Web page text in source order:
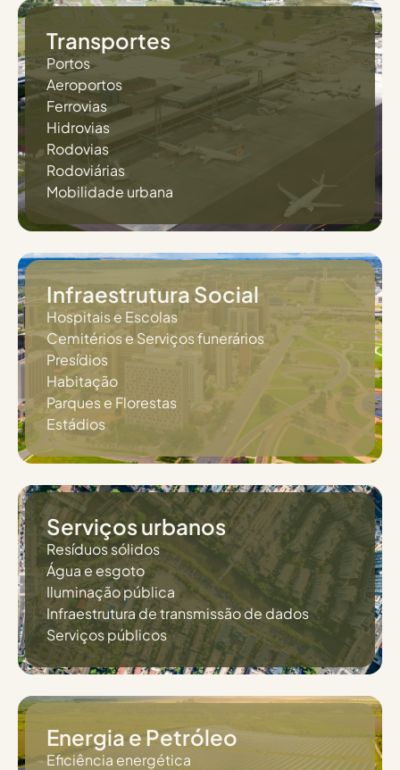
Transportes
Portos
Aeroportos
Ferrovias
Hidrovias
Rodovias
Rodoviárias
Mobilidade urbana
Infraestrutura Social
Hospitais e Escolas
Cemitérios e Serviços funerários
Presídios
Habitação
Parques e Florestas
Estádios
Serviços urbanos
Resíduos sólidos
Água e esgoto
Iluminação pública
Infraestrutura de transmissão de dados
Serviços públicos
Energia e Petróleo
Eficiência energética